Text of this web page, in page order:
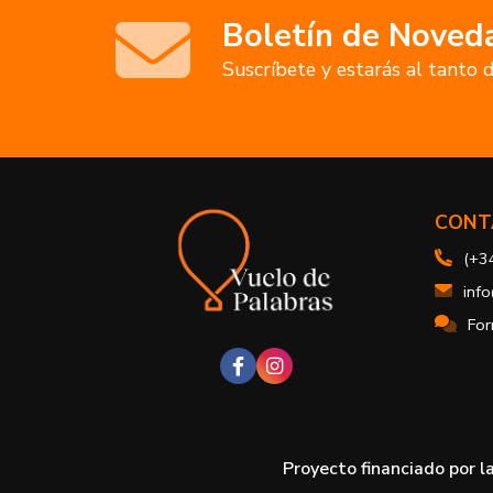
Boletín de
Suscríbete y estarás al tanto
Proyecto financiado por